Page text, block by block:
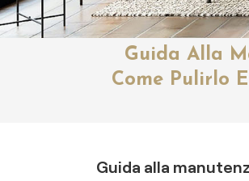
Guida Alla
Come Pulirlo
Guida alla